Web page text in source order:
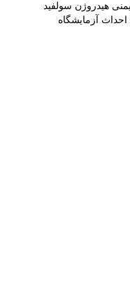
هیدروژن سولفید
آزمایشگاه